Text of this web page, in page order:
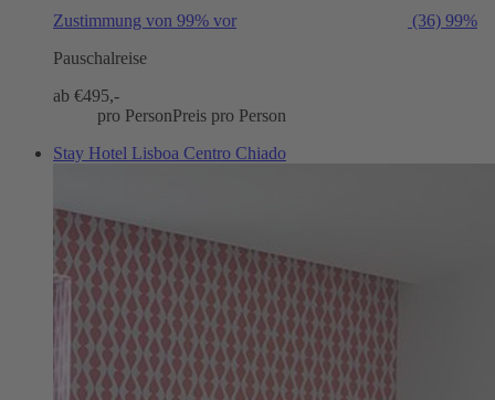
Zustimmung von 99% vor (36) 99%
Pauschalreise
ab €495,-
pro PersonPreis pro Person
Stay Hotel Lisboa Centro Chiado